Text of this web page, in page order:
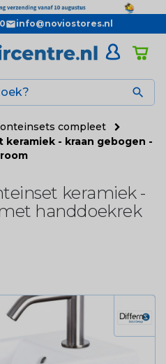
info@noviostores.nl

compleet
- kraan gebogen -
keramiek -
handdoekrek